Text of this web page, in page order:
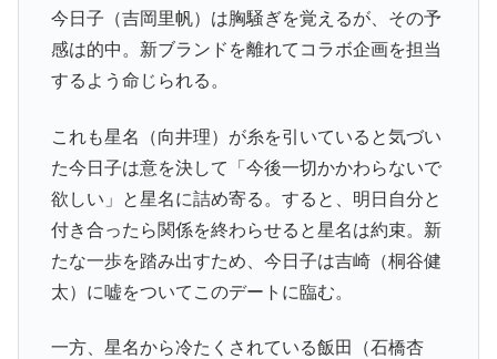
今日子（吉岡里帆）は胸騒ぎを覚えるが、その予
感は的中。新ブランドを離れてコラボ企画を担当
するよう命じられる。
これも星名（向井理）が糸を引いていると気づい
た今日子は意を決して「今後一切かかわらないで
欲しい」と星名に詰め寄る。すると、明日自分と
付き合ったら関係を終わらせると星名は約束。新
たな一歩を踏み出すため、今日子は吉崎（桐谷健
太）に嘘をついてこのデートに臨む。
一方、星名から冷たくされている飯田（石橋杏